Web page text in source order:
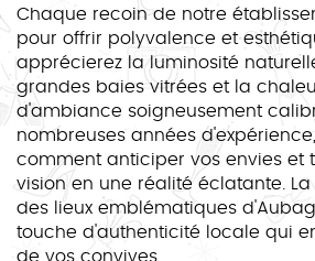
Chaque recoin de notre
pour offrir polyvalence et
apprécierez la luminosité
grandes baies vitrées et la
d'ambiance soigneusement
nombreuses années
comment anticiper vos envies et
vision en une réalité éclatante.
des lieux emblématiques
touche d'authenticité locale qui
de vos convives.